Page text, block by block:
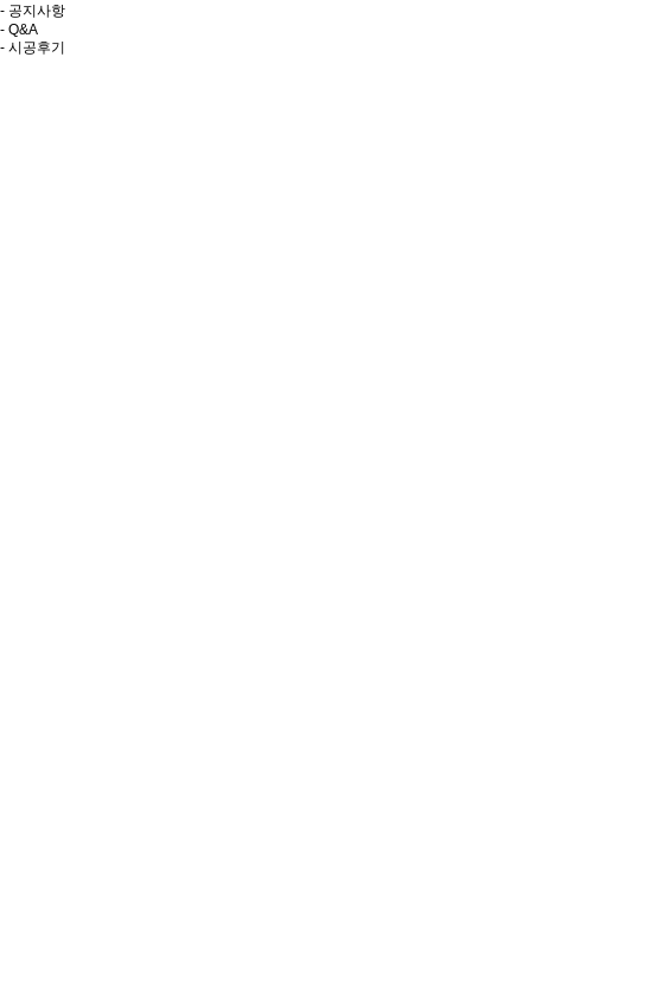
- 공지사항
- Q&A
- 시공후기